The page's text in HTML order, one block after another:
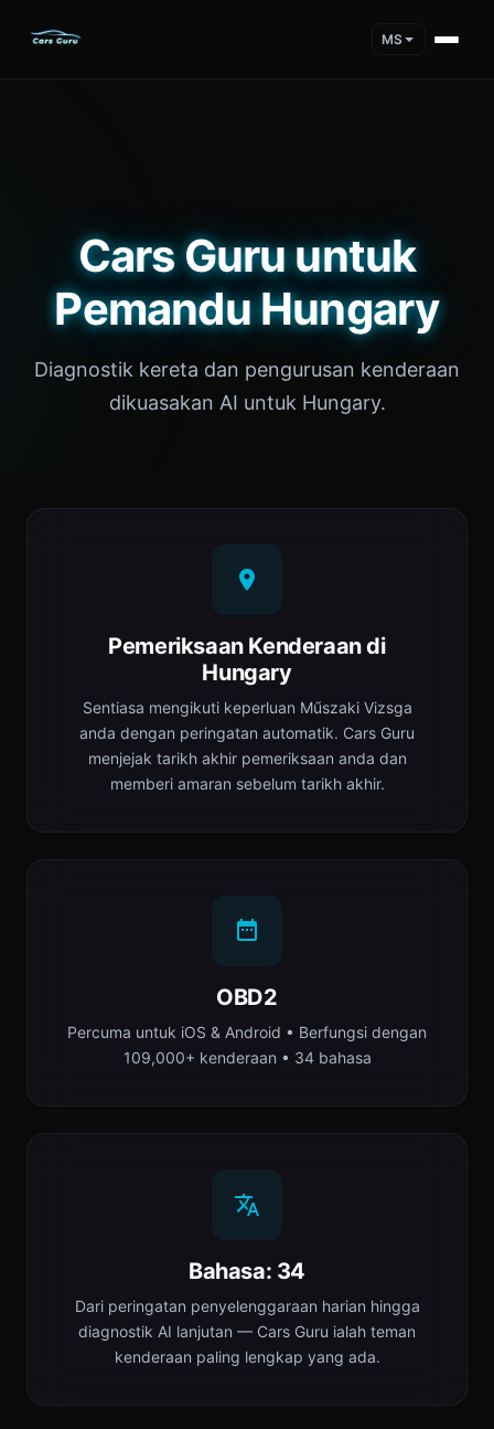
MS
Cars Guru untuk
Pemandu Hungary
Diagnostik kereta dan pengurusan kenderaan
dikuasakan AI untuk Hungary.
Pemeriksaan Kenderaan di
Hungary
Sentiasa mengikuti keperluan Műszaki Vizsga
anda dengan peringatan automatik. Cars Guru
menjejak tarikh akhir pemeriksaan anda dan
memberi amaran sebelum tarikh akhir.
OBD2
Percuma untuk iOS & Android • Berfungsi dengan
109,000+ kenderaan • 34 bahasa
Bahasa: 34
Dari peringatan penyelenggaraan harian hingga
diagnostik AI lanjutan — Cars Guru ialah teman
kenderaan paling lengkap yang ada.